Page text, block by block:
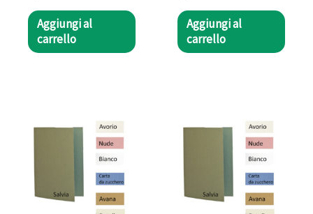
Aggiungi al
carrello
Aggiungi al
carrello